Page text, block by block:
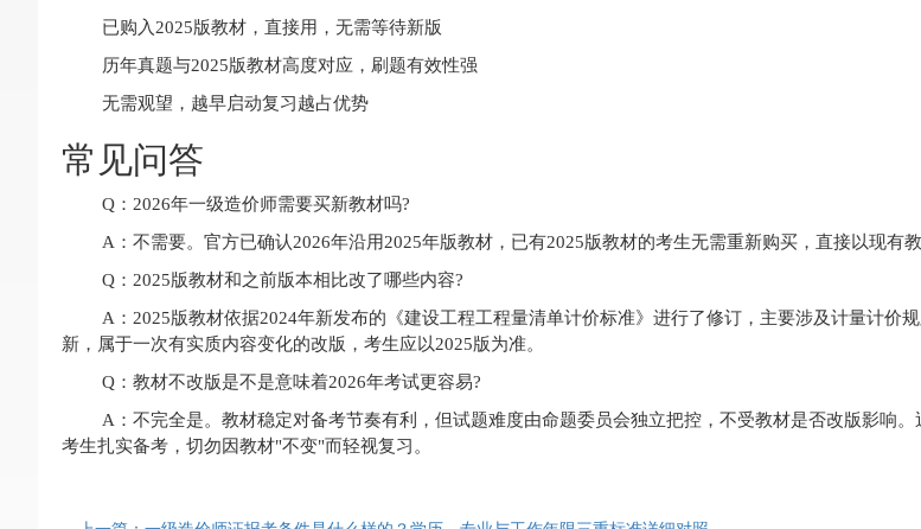
已购入2025版教材，直接用，无需等待新版
历年真题与2025版教材高度对应，刷题有效性强
无需观望，越早启动复习越占优势
常见问答
Q：2026年一级造价师需要买新教材吗?
A：不需要。官方已确认2026年沿用2025年版教材，已有2025版教材的考生无需重新购买，直接以现有
Q：2025版教材和之前版本相比改了哪些内容?
A：2025版教材依据2024年新发布的《建设工程工程量清单计价标准》进行了修订，主要涉及计量计价
新，属于一次有实质内容变化的改版，考生应以2025版为准。
Q：教材不改版是不是意味着2026年考试更容易?
A：不完全是。教材稳定对备考节奏有利，但试题难度由命题委员会独立把控，不受教材是否改版影响
考生扎实备考，切勿因教材"不变"而轻视复习。